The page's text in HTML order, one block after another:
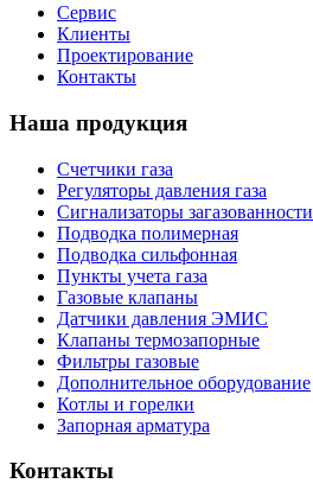
Сервис
Клиенты
Проектирование
Контакты
Наша продукция
Счетчики газа
Регуляторы давления газа
Сигнализаторы загазованности
Подводка полимерная
Подводка сильфонная
Пункты учета газа
Газовые клапаны
Датчики давления ЭМИС
Клапаны термозапорные
Фильтры газовые
Дополнительное оборудование
Котлы и горелки
Запорная арматура
Контакты